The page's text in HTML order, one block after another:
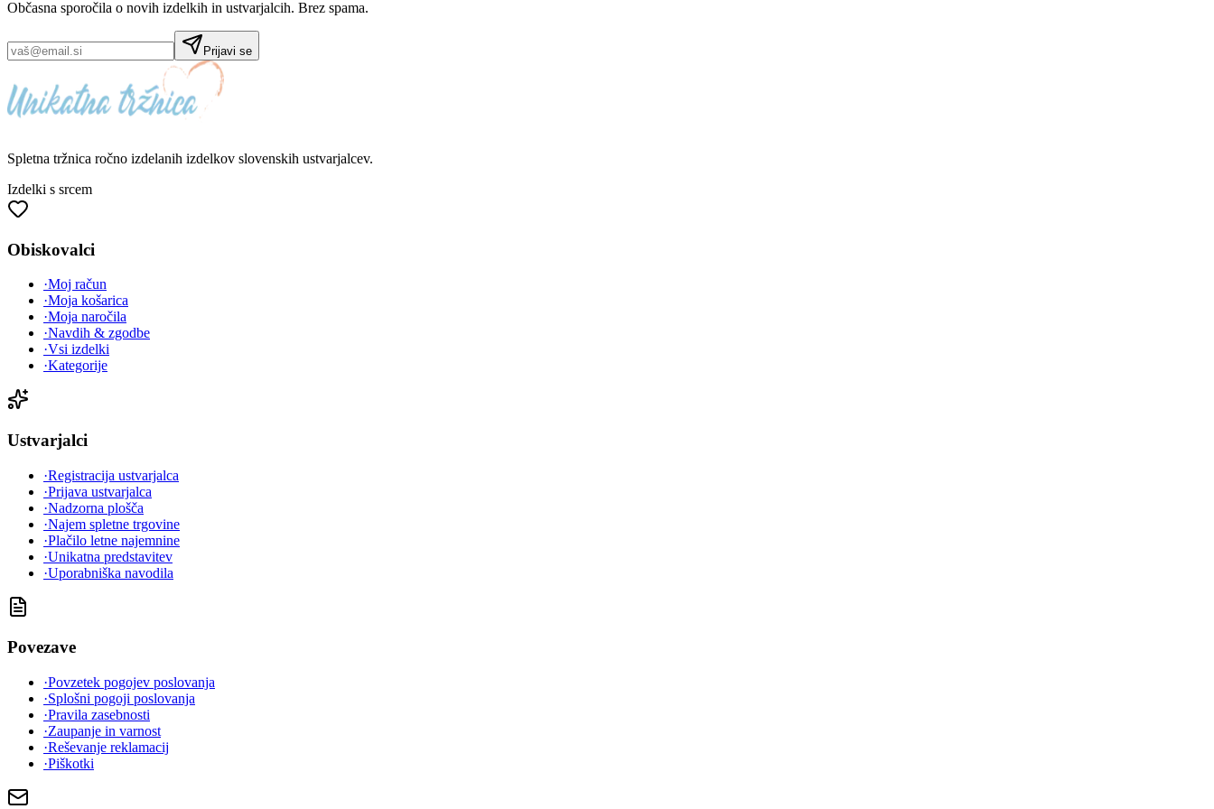
Občasna sporočila o novih izdelkih in ustvarjalcih. Brez spama.
Prijavi se
Spletna tržnica ročno izdelanih izdelkov slovenskih ustvarjalcev.
Izdelki s srcem
Obiskovalci
·Moj račun
·Moja košarica
·Moja naročila
·Navdih & zgodbe
·Vsi izdelki
·Kategorije
Ustvarjalci
·Registracija ustvarjalca
·Prijava ustvarjalca
·Nadzorna plošča
·Najem spletne trgovine
·Plačilo letne najemnine
·Unikatna predstavitev
·Uporabniška navodila
Povezave
·Povzetek pogojev poslovanja
·Splošni pogoji poslovanja
·Pravila zasebnosti
·Zaupanje in varnost
·Reševanje reklamacij
·Piškotki